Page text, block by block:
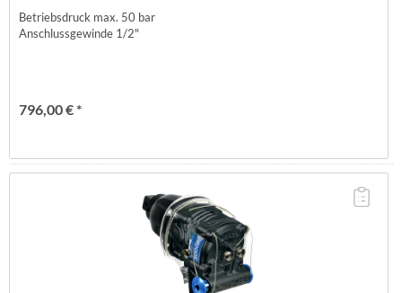
Betriebsdruck max. 50 bar
Anschlussgewinde 1/2"
796,00 € *